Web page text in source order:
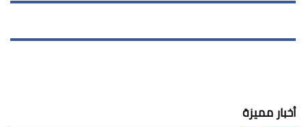
أخبار مميزة